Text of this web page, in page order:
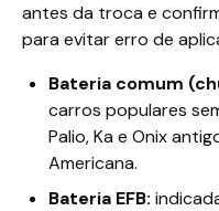
antes da troca e
para evitar erro de
Bateria comum
carros populares
Palio, Ka e Onix
Americana.
Bateria EFB: